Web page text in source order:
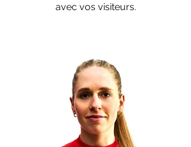
avec vos visiteurs.